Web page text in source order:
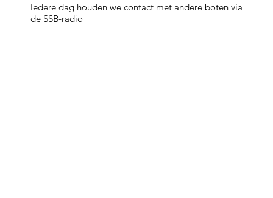
Iedere dag houden we contact met andere boten via
de SSB-radio